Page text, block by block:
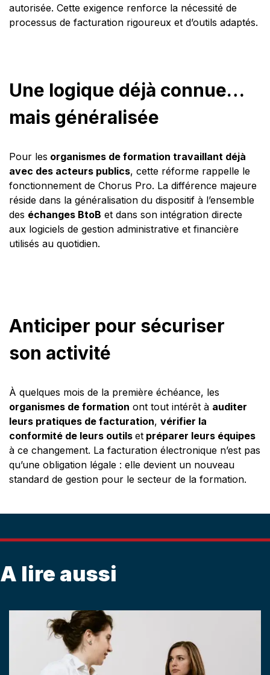
autorisée. Cette exigence renforce la nécessité de
processus de facturation rigoureux et d’outils adaptés.
Une logique déjà connue…
mais généralisée
Pour les organismes de formation travaillant déjà
avec des acteurs publics, cette réforme rappelle le
fonctionnement de Chorus Pro. La différence majeure
réside dans la généralisation du dispositif à l’ensemble
des échanges BtoB et dans son intégration directe
aux logiciels de gestion administrative et financière
utilisés au quotidien.
Anticiper pour sécuriser
son activité
À quelques mois de la première échéance, les
organismes de formation ont tout intérêt à auditer
leurs pratiques de facturation, vérifier la
conformité de leurs outils et préparer leurs équipes
à ce changement. La facturation électronique n’est pas
qu’une obligation légale : elle devient un nouveau
standard de gestion pour le secteur de la formation.
A lire aussi